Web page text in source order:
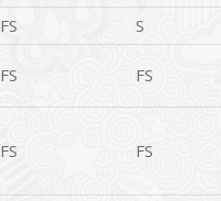
FS
S
FS FS
FS FS